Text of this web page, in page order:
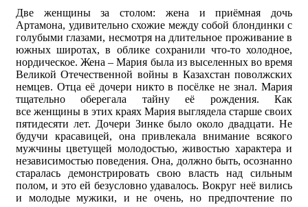
Две женщины за столом: жена и приёмная дочь
Артамона, удивительно схожие между собой блондинки с
голубыми глазами, несмотря на длительное проживание в
южных широтах, в облике сохранили что-то холодное,
нордическое. Жена – Мария была из выселенных во время
Великой Отечественной войны в Казахстан поволжских
немцев. Отца её дочери никто в посёлке не знал. Мария
тщательно оберегала тайну её рождения. Как
все женщины в этих краях Мария выглядела старше своих
пятидесяти лет. Дочери Зинке было около двадцати. Не
будучи красавицей, она привлекала внимание всякого
мужчины цветущей молодостью, живостью характера и
независимостью поведения. Она, должно быть, осознанно
старалась демонстрировать свою власть над сильным
полом, и это ей безусловно удавалось. Вокруг неё вились
и молодые мужики, и не очень, но предпочтение по